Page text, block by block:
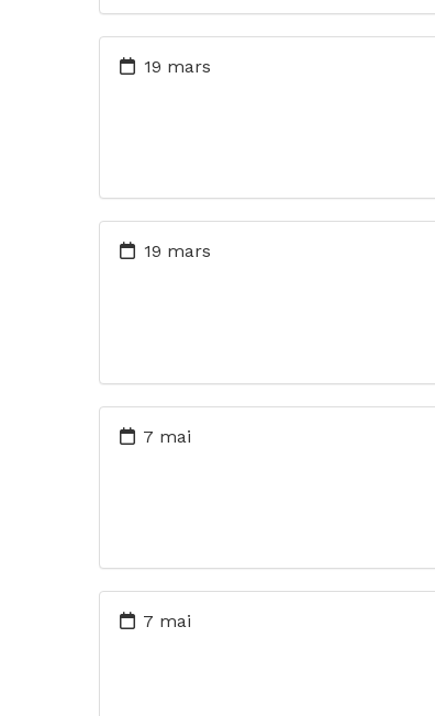
19 mars
19 mars
7 mai
7 mai